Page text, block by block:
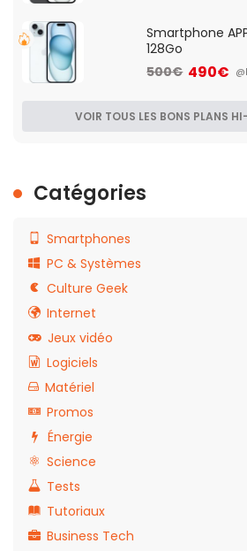
Smartphone
128Go
500€ 490€
VOIR TOUS LES BONS PLANS
Catégories
Smartphones
PC & Systèmes
Culture Geek
Internet
Jeux vidéo
Logiciels
Matériel
Promos
Énergie
Science
Tests
Tutoriaux
Business Tech